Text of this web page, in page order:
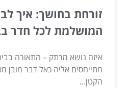
זורחת בחושך: איך
המושלמת לכל חדר
איזה נושא מרתק – התאורה
מתייחסים אליה כאל דבר מובן
הקטן...